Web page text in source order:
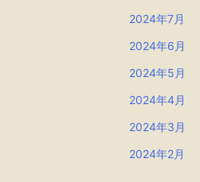
2024年7月
2024年6月
2024年5月
2024年4月
2024年3月
2024年2月